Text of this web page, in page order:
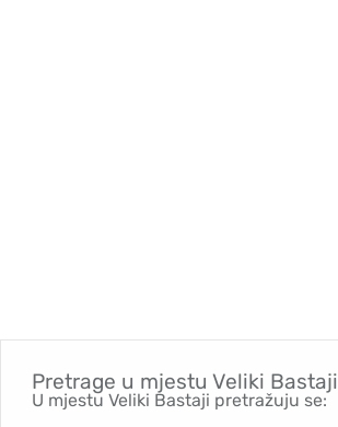
Pretrage u mjestu Veliki Bastaji
U mjestu Veliki Bastaji pretražuju se: